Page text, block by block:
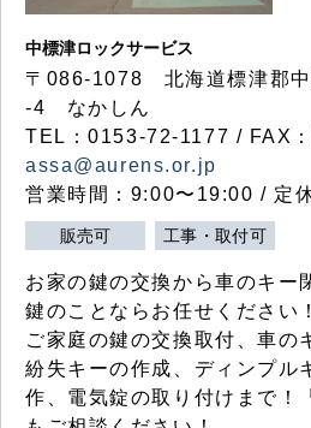
中標津ロックサービス
〒086-1078 北海道標津郡中
-4 なかしん
TEL：0153-72-1177 / FAX
assa@aurens.or.jp
営業時間：9:00〜19:00 / 定
販売可 工事・取付可
お家の鍵の交換から車のキー
鍵のことならお任せください！
ご家庭の鍵の交換取付、車の
紛失キーの作成、ディンプル
作、電気錠の取り付けまで！